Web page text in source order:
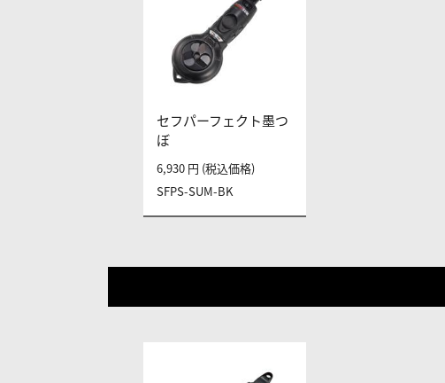
セフパーフェクト墨つ
ぼ
SFPS-SUM-BK
6,930 円 (税込価格)